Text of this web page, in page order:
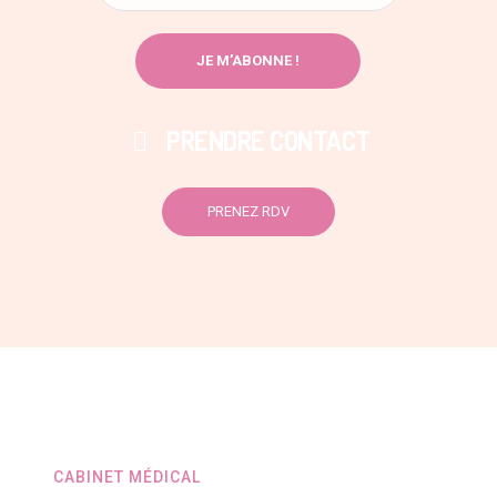
PRENEZ RDV
CABINET MÉDICAL